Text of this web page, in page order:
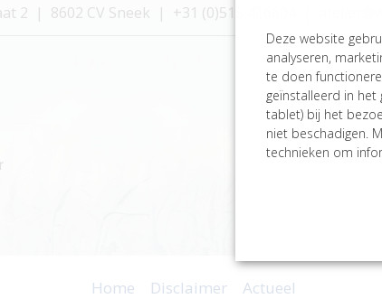
2 8602 CV Sneek +31 (0)515 416604
Home Disclaimer Actueel
Deze website
analyseren,
te doen
geïnstalleerd in
tablet) bij het
niet beschadigen.
technieken om